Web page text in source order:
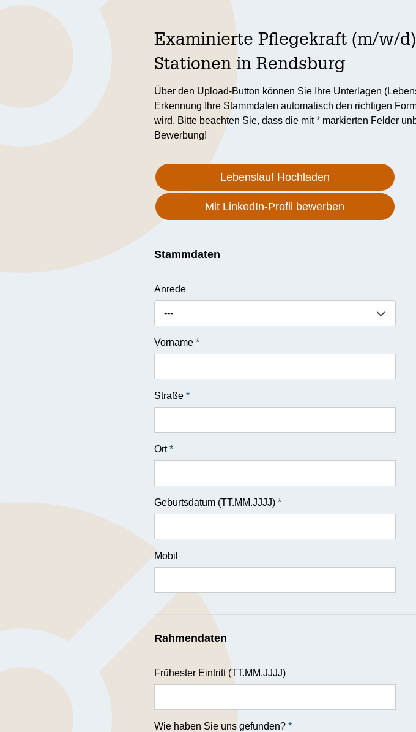
Examinierte Pflegekraft (m/w/
Stationen in Rendsburg
Über den Upload-Button können Sie Ihre Unterlagen
Erkennung Ihre Stammdaten automatisch den richtigen
wird. Bitte beachten Sie, dass die mit* markierten Felder
Bewerbung!
Lebenslauf Hochladen
Mit LinkedIn-Profil bewerben
Stammdaten
Anrede
---
Vorname *
Straße *
Ort*
Geburtsdatum (TT.MM.JJJJ) *
Mobil
Rahmendaten
Frühester Eintritt (TT.MM.JJJJ)
Wie haben Sie uns gefunden? *